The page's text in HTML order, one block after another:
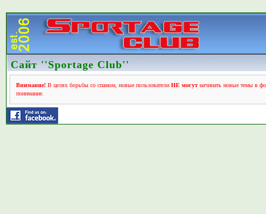
Сайт ''Sportage Club''
Внимание!В целях борьбы со спамом, новые пользователи НЕ могутначинать новые темы в
понимание.